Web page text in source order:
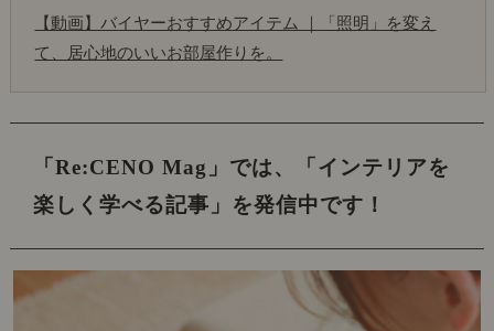
【動画】バイヤーおすすめアイテム ｜「照明」を変え
て、居心地のいいお部屋作りを。
「Re:CENO Mag」では、
「インテリアを
楽しく学べる記事」を発信中です！